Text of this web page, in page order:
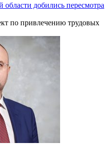
области добились пересмотра
по привлечению трудовых